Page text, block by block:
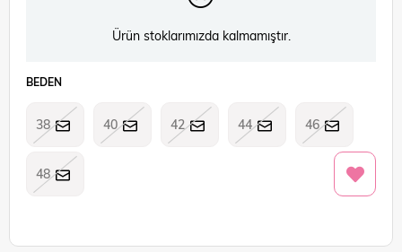
Ürün stoklarımızda kalmamıştır.
BEDEN
38 40 42 44 46
48